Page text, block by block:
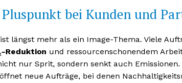
bei Kunden und
längst mehr als ein Image-Thema. Viele
Reduktion und ressourcenschonendem
nur Sprit, sondern senkt auch Emissionen.
neue Aufträge, bei denen